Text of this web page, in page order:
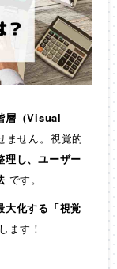
層（Visual
ません。視覚的
理し、ユーザー
です。
大化する「視覚
ます！